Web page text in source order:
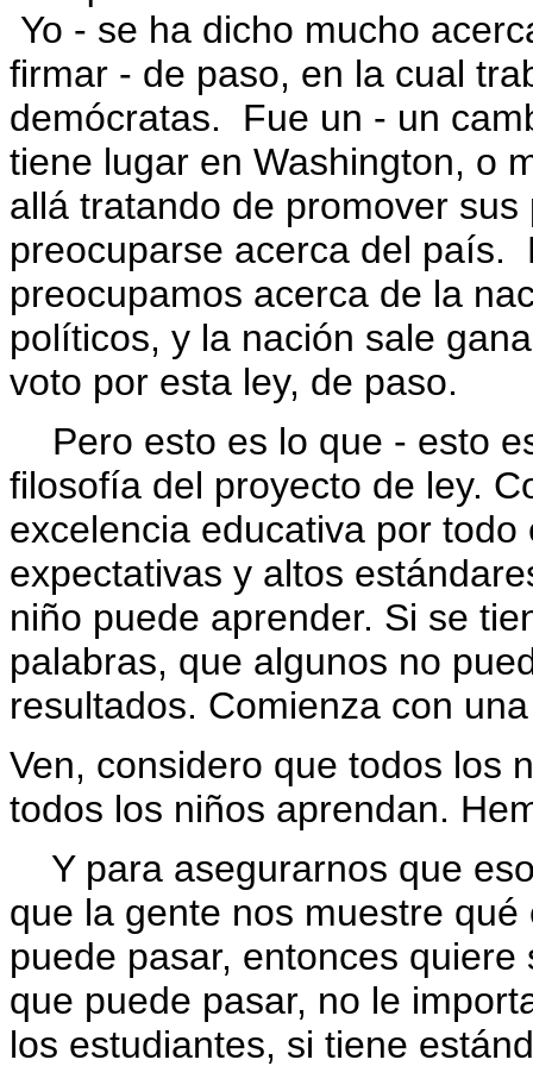
Yo - se ha dicho mucho
firmar - de paso, en la cual
demócratas. Fue un - un
tiene lugar en Washington, o
allá tratando de promover
preocuparse acerca del país.
preocupamos acerca de la
políticos, y la nación sale
voto por esta ley, de paso.
Pero esto es lo que - esto
filosofía del proyecto de ley.
excelencia educativa por
expectativas y altos
niño puede aprender. Si se
palabras, que algunos no
resultados. Comienza con
Ven, considero que todos los
todos los niños aprendan.
Y para asegurarnos que
que la gente nos muestre
puede pasar, entonces
que puede pasar, no le
los estudiantes, si tiene